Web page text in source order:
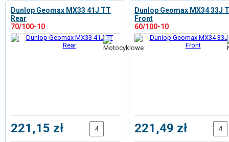
Dunlop Geomax MX33 41J TT
Rear
70/100-10
221,15 zł
Dunlop Geomax MX34 33J
Front
60/100-10
221,49 zł